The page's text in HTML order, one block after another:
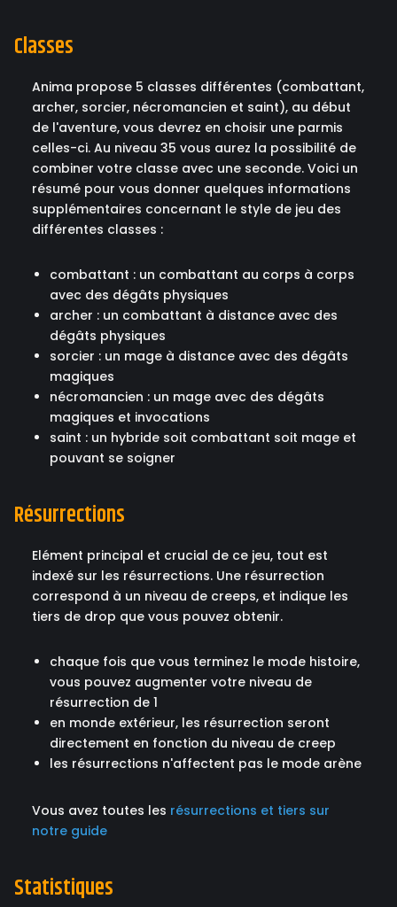
Classes
Anima propose 5 classes différentes (combattant,
archer, sorcier, nécromancien et saint), au début
de l'aventure, vous devrez en choisir une parmis
celles-ci. Au niveau 35 vous aurez la possibilité de
combiner votre classe avec une seconde. Voici un
résumé pour vous donner quelques informations
supplémentaires concernant le style de jeu des
différentes classes :
combattant : un combattant au corps à corps
avec des dégâts physiques
archer : un combattant à distance avec des
dégâts physiques
sorcier : un mage à distance avec des dégâts
magiques
nécromancien : un mage avec des dégâts
magiques et invocations
saint : un hybride soit combattant soit mage et
pouvant se soigner
Résurrections
Elément principal et crucial de ce jeu, tout est
indexé sur les résurrections. Une résurrection
correspond à un niveau de creeps, et indique les
tiers de drop que vous pouvez obtenir.
chaque fois que vous terminez le mode histoire,
vous pouvez augmenter votre niveau de
résurrection de 1
en monde extérieur, les résurrection seront
directement en fonction du niveau de creep
les résurrections n'affectent pas le mode arène
Vous avez toutes les résurrections et tiers sur
notre guide
Statistiques